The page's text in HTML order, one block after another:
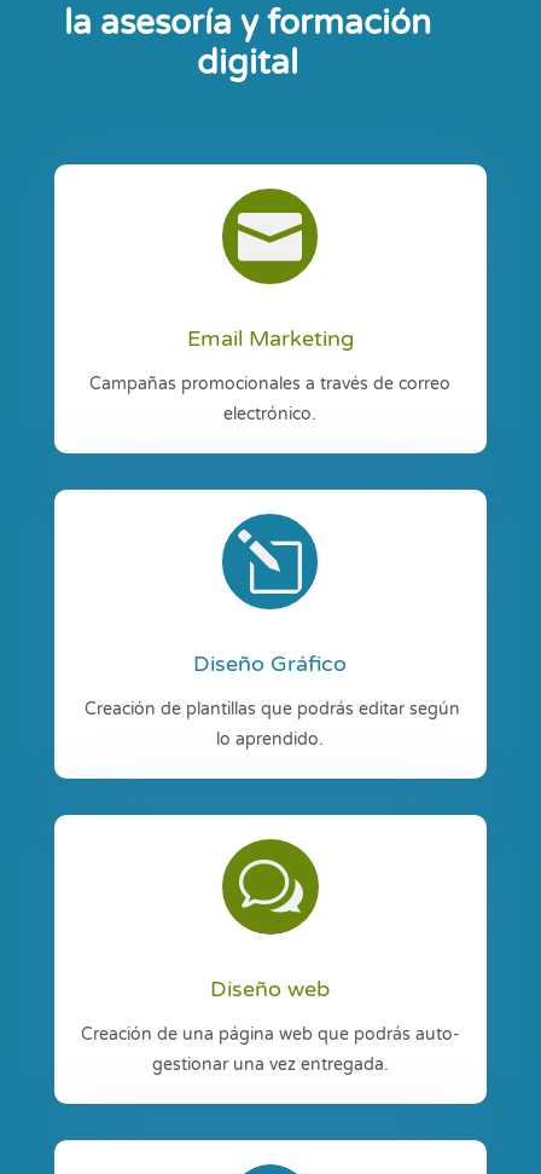
la asesoría y formación
digital

Email Marketing
Campañas promocionales a través de correo
electrónico.
l
Diseño Gráfico
Creación de plantillas que podrás editar según
lo aprendido.
w
Diseño web
Creación de una página web que podrás auto-
gestionar una vez entregada.